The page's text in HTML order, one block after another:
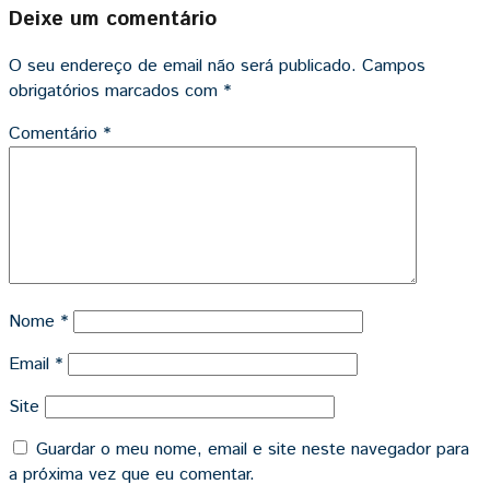
Deixe um comentário
O seu endereço de email não será publicado. Campos
obrigatórios marcados com *
Comentário *
Nome *
Email *
Site
Guardar o meu nome, email e site neste navegador para
a próxima vez que eu comentar.